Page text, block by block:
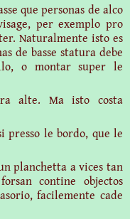
que personas de alco
per exemplo pro
Naturalmente isto es
de basse statura debe
o montar super le
alte. Ma isto costa
presso le bordo, que le
planchetta a vices tan
contine objectos
facilemente cade